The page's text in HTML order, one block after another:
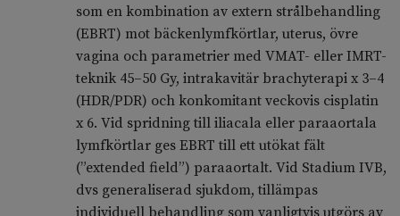
som en kombination av extern strålbehandling
(EBRT) mot bäckenlymfkörtlar, uterus, övre
vagina och parametrier med VMAT- eller IMRT-
teknik 45–50 Gy, intrakavitär brachyterapi x 3–4
(HDR/PDR) och konkomitant veckovis cisplatin
x 6. Vid spridning till iliacala eller paraaortala
lymfkörtlar ges EBRT till ett utökat fält
(”extended field”) paraaortalt. Vid Stadium IVB,
dvs generaliserad sjukdom, tillämpas